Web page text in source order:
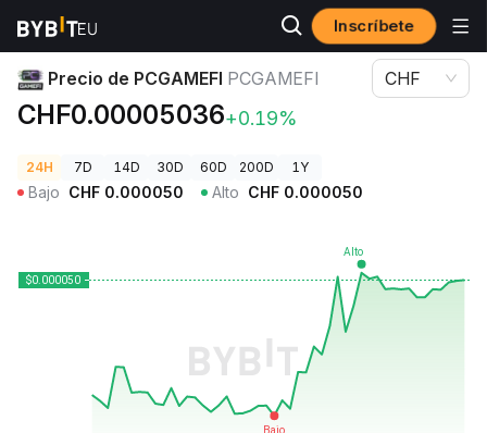
Inscríbete
Precios de Criptomonedas Precio de PCGAMEFI PCGAMEFI
Precio de PCGAMEFI PCGAMEFI
CHF0.00005036+0.19%
CHF
24H 7D 14D 30D 60D 200D 1Y
Bajo CHF 0.000050 Alto CHF 0.000050